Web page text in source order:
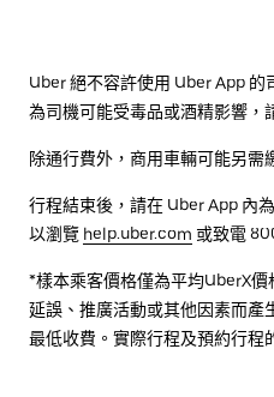
Uber 絕不容許使用 Uber App
為司機可能受毒品或酒精影響，
除通行費外，商用車輛可能另需
行程結束後，請在 Uber App 內
以瀏覽 help.uber.com 或致電
*樣本乘客價格僅為平均UberX
延誤、推廣活動或其他因素而產
最低收費。實際行程及預約行程